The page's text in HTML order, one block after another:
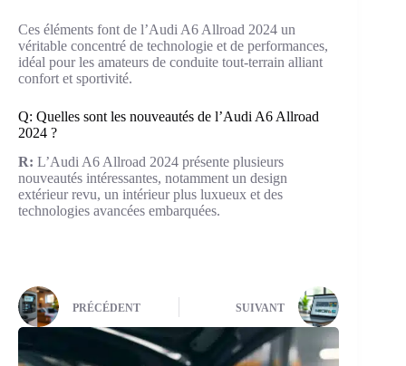
Ces éléments font de l’Audi A6 Allroad 2024 un
véritable concentré de technologie et de performances,
idéal pour les amateurs de conduite tout-terrain alliant
confort et sportivité.
Q: Quelles sont les nouveautés de l’Audi A6 Allroad
2024 ?
R: L’Audi A6 Allroad 2024 présente plusieurs
nouveautés intéressantes, notamment un design
extérieur revu, un intérieur plus luxueux et des
technologies avancées embarquées.
PRÉCÉDENT SUIVANT